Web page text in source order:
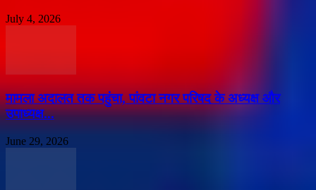
July 4, 2026
मामला अदालत तक पहुंचा, पांवटा नगर परिषद के अध्यक्ष और
उपाध्यक्ष...
June 29, 2026